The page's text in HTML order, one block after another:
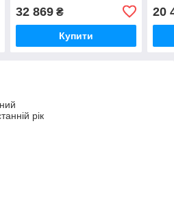
32 869₴
Купити
20
рік